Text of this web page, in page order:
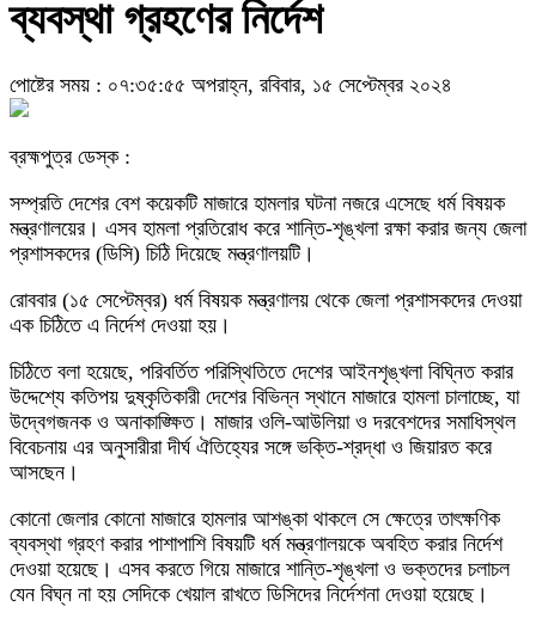
ব্যবস্থা গ্রহণের নির্দেশ
পোষ্টের সময় : ০৭:৩৫:৫৫ অপরাহ্ন, রবিবার, ১৫ সেপ্টেম্বর ২০২৪
ব্রহ্মপুত্র ডেস্ক :
সম্প্রতি দেশের বেশ কয়েকটি মাজারে হামলার ঘটনা নজরে এসেছে ধর্ম বিষয়ক
মন্ত্রণালয়ের। এসব হামলা প্রতিরোধ করে শান্তি-শৃঙ্খলা রক্ষা করার জন্য জেলা
প্রশাসকদের (ডিসি) চিঠি দিয়েছে মন্ত্রণালয়টি।
রোববার (১৫ সেপ্টেম্বর) ধর্ম বিষয়ক মন্ত্রণালয় থেকে জেলা প্রশাসকদের দেওয়া
এক চিঠিতে এ নির্দেশ দেওয়া হয়।
চিঠিতে বলা হয়েছে, পরিবর্তিত পরিস্থিতিতে দেশের আইনশৃঙ্খলা বিঘ্নিত করার
উদ্দেশ্যে কতিপয় দুষ্কৃতিকারী দেশের বিভিন্ন স্থানে মাজারে হামলা চালাচ্ছে, যা
উদ্বেগজনক ও অনাকাঙ্ক্ষিত। মাজার ওলি-আউলিয়া ও দরবেশদের সমাধিস্থল
বিবেচনায় এর অনুসারীরা দীর্ঘ ঐতিহ্যের সঙ্গে ভক্তি-শ্রদ্ধা ও জিয়ারত করে
আসছেন।
কোনো জেলার কোনো মাজারে হামলার আশঙ্কা থাকলে সে ক্ষেত্রে তাৎক্ষণিক
ব্যবস্থা গ্রহণ করার পাশাপাশি বিষয়টি ধর্ম মন্ত্রণালয়কে অবহিত করার নির্দেশ
দেওয়া হয়েছে। এসব করতে গিয়ে মাজারে শান্তি-শৃঙ্খলা ও ভক্তদের চলাচল
যেন বিঘ্ন না হয় সেদিকে খেয়াল রাখতে ডিসিদের নির্দেশনা দেওয়া হয়েছে।